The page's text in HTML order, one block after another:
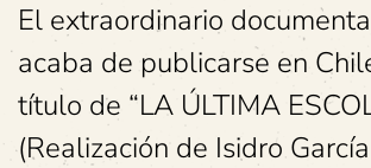
El extraordinario
acaba de publicarse en
título de “LA ÚLTIMA
(Realización de Isidro